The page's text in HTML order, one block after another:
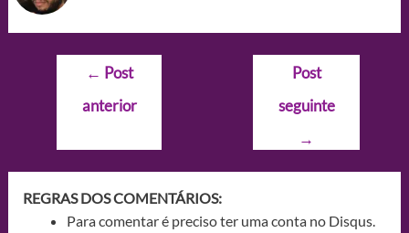
Navegação
Post
← Post
anterior
Post
seguinte
→
REGRAS DOS COMENTÁRIOS:
Para comentar é preciso ter uma conta no Disqus.